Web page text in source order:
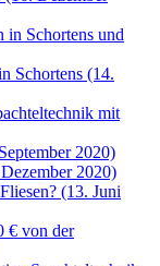
in Schortens und
Schortens (14.
mit
2020)
2020)
(13. Juni
€ von der